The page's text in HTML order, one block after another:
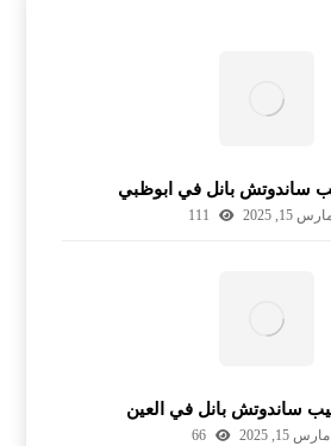
ساندوتش بانل في ابوظبي
15, 2025
111
ساندوتش بانل في العين
مارس 15, 2025 66